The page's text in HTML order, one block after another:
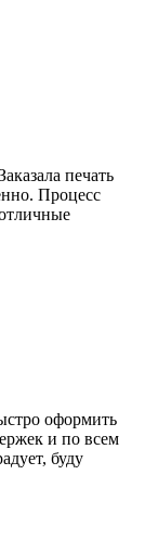
печать
Процесс
оформить
и по всем
буду